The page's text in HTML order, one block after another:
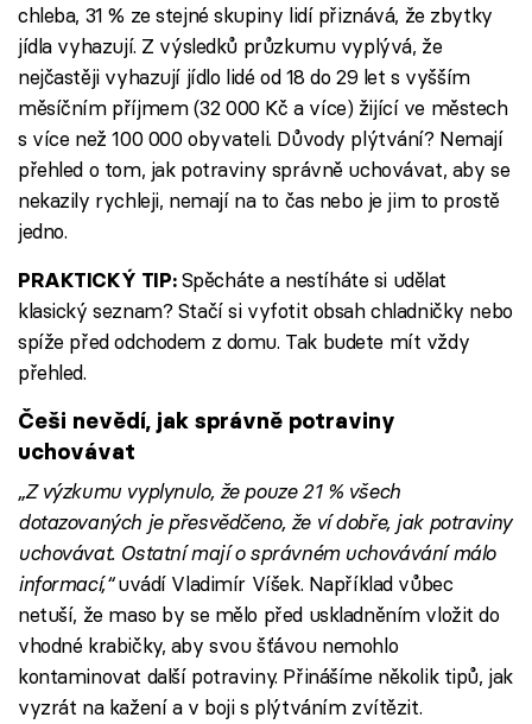
chleba, 31 % ze stejné skupiny lidí přiznává, že zbytky
jídla vyhazují. Z výsledků průzkumu vyplývá, že
nejčastěji vyhazují jídlo lidé od 18 do 29 let s vyšším
měsíčním příjmem (32 000 Kč a více) žijící ve městech
s více než 100 000 obyvateli. Důvody plýtvání? Nemají
přehled o tom, jak potraviny správně uchovávat, aby se
nekazily rychleji, nemají na to čas nebo je jim to prostě
jedno.
PRAKTICKÝ TIP:Spěcháte a nestíháte si udělat
klasický seznam? Stačí si vyfotit obsah chladničky nebo
spíže před odchodem z domu. Tak budete mít vždy
přehled.
Češi nevědí, jak správně potraviny
uchovávat
„Z výzkumu vyplynulo, že pouze 21 % všech
dotazovaných je přesvědčeno, že ví dobře, jak potraviny
uchovávat. Ostatní mají o správném uchovávání málo
informací,“uvádí Vladimír Víšek. Například vůbec
netuší, že maso by se mělo před uskladněním vložit do
vhodné krabičky, aby svou šťávou nemohlo
kontaminovat další potraviny. Přinášíme několik tipů, jak
vyzrát na kažení a v boji s plýtváním zvítězit.